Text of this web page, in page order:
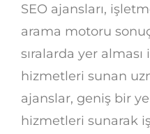
SEO ajansları,
arama motoru
sıralarda yer
hizmetleri sunan
ajanslar, geniş bir
hizmetleri sunarak